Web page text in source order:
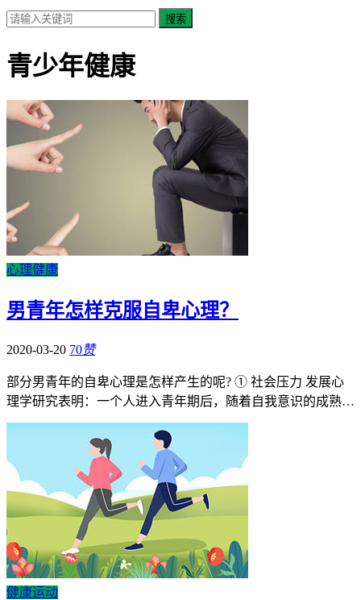
搜索
青少年健康
心理健康
男青年怎样克服自卑心理？
2020-03-20 70赞
部分男青年的自卑心理是怎样产生的呢? ① 社会压力 发展心
理学研究表明：一个人进入青年期后，随着自我意识的成熟…
健康运动